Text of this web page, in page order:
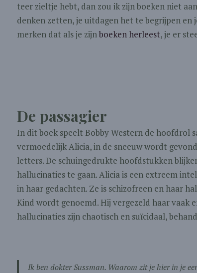
teer zieltje hebt, dan zou ik zijn boeken niet
denken zetten, je uitdagen het te begrijpen en
merken dat als je zijnboeken herleest, je er
De passagier
In dit boek speelt Bobby Western de hoofdrol
vermoedelijk Alicia, in de sneeuw wordt
letters. De schuingedrukte hoofdstukken
hallucinaties te gaan. Alicia is een extreem
in haar gedachten. Ze is schizofreen en haar
Kind wordt genoemd. Hij vergezeld haar vaak
hallucinaties zijn chaotisch en suïcidaal,
Ik ben dokter Sussman. Waarom zit je hier in je